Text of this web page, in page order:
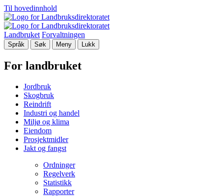
Til hovedinnhold
Landbruket Forvaltningen
Språk Søk Meny Lukk
For landbruket
Jordbruk
Skogbruk
Reindrift
Industri og handel
Miljø og klima
Eiendom
Prosjektmidler
Jakt og fangst
Ordninger
Regelverk
Statistikk
Rapporter